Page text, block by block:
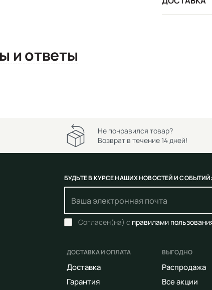
Вопросы и ответы
Не понравился товар?
Возврат в течение 14 дней!
БУДЬТЕ В КУРСЕ НАШИХ НОВОСТЕЙ И СОБЫТИЙ:
Согласен(на) с правилами
ДОСТАВКА И ОПЛАТА
Доставка
Гарантия
ВЫГОДНО
Распродажа
Все акции